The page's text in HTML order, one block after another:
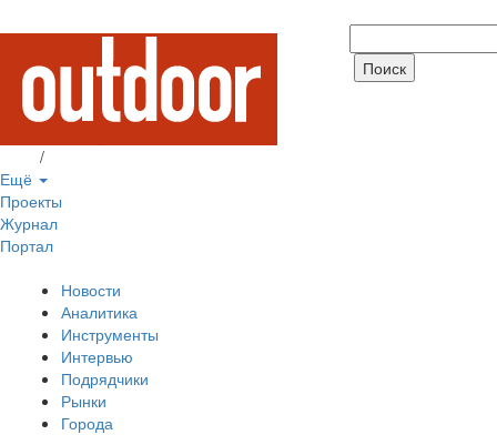
/
Ещё
Проекты
Журнал
Портал
Новости
Аналитика
Инструменты
Интервью
Подрядчики
Рынки
Города